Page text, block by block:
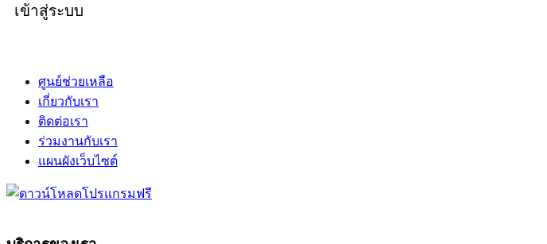
เข้าสู่ระบบ
ศูนย์ช่วยเหลือ
เกี่ยวกับเรา
ติดต่อเรา
ร่วมงานกับเรา
แผนผังเว็บไซต์